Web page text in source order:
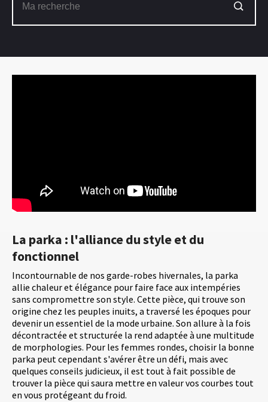
La parka : l'alliance du style et du
fonctionnel
Incontournable de nos garde-robes hivernales, la parka
allie chaleur et élégance pour faire face aux intempéries
sans compromettre son style. Cette pièce, qui trouve son
origine chez les peuples inuits, a traversé les époques pour
devenir un essentiel de la mode urbaine. Son allure à la fois
décontractée et structurée la rend adaptée à une multitude
de morphologies. Pour les femmes rondes, choisir la bonne
parka peut cependant s'avérer être un défi, mais avec
quelques conseils judicieux, il est tout à fait possible de
trouver la pièce qui saura mettre en valeur vos courbes tout
en vous protégeant du froid.